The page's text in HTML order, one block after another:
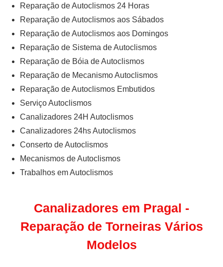
Reparação de Autoclismos 24 Horas
Reparação de Autoclismos aos Sábados
Reparação de Autoclismos aos Domingos
Reparação de Sistema de Autoclismos
Reparação de Bóia de Autoclismos
Reparação de Mecanismo Autoclismos
Reparação de Autoclismos Embutidos
Serviço Autoclismos
Canalizadores 24H Autoclismos
Canalizadores 24hs Autoclismos
Conserto de Autoclismos
Mecanismos de Autoclismos
Trabalhos em Autoclismos
Canalizadores em Pragal -
Reparação de Torneiras Vários
Modelos